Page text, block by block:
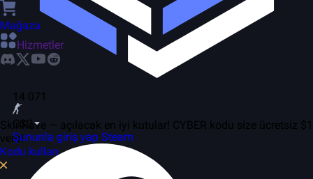
14 071
CS2
Şununla giriş yap Steam
Mağaza
Hizmetler
SkinRave — açılacak en iyi kutular! CYBER kodu size ücretsiz $1
verir!
Kodu kullan